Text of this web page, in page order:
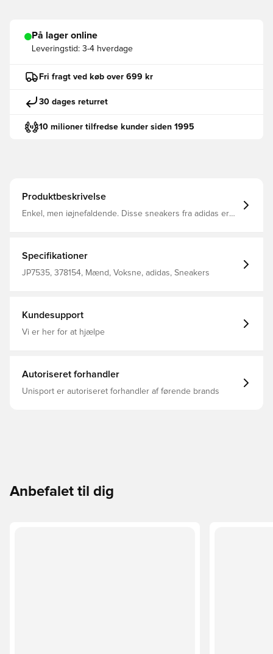
På lager online
Leveringstid: 3-4 hverdage
Fri fragt ved køb over 699 kr
30 dages returret
10 milioner tilfredse kunder siden 1995
Produktbeskrivelse
Enkel, men iøjnefaldende. Disse sneakers fra adidas er
af en vulkaniseret ydersål i gummi, der giver fleksibilitet
og skaterstil. Almindelig pasform Snørelukning Overdel i
læder For i tekstil Støddæmpende mellemsål Vulkaniseret
Specifikationer
JP7535, 378154, Mænd, Voksne, adidas, Sneakers
Kundesupport
Vi er her for at hjælpe
Autoriseret forhandler
Unisport er autoriseret forhandler af førende brands
Anbefalet til dig